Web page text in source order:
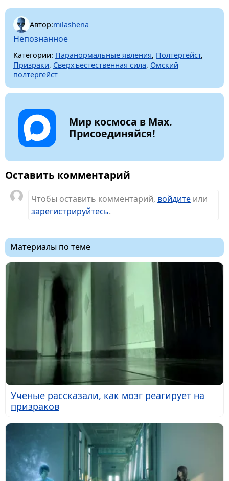
Автор:milashena
Непознанное
Категории: Паранормальные явления, Полтергейст,
Призраки, Сверхъестественная сила, Омский
полтергейст
Мир космоса в Max.
Присоединяйся!
Оставить комментарий
Чтобы оставить комментарий, войдите или
зарегистрируйтесь.
Материалы по теме
Ученые рассказали, как мозг реагирует на
призраков